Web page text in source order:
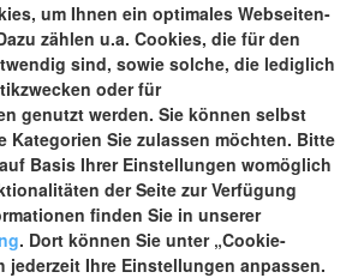
Lebendige Straßen für
Pilotprojektstraßen im Sommer
(18. April 2018)
Liste:Sommerstraßen light —
von Kfz-Stellplätzen zu
(14. Juni 2018)
um Ihnen ein optimales Webseiten-
zählen u.a. Cookies, die für den
sind, sowie solche, die lediglich
oder für
genutzt werden. Sie können selbst
Kategorien Sie zulassen möchten. Bitte
Basis Ihrer Einstellungen womöglich
der Seite zur Verfügung
finden Sie in unserer
. Dort können Sie unter „Cookie-
jederzeit Ihre Einstellungen anpassen.